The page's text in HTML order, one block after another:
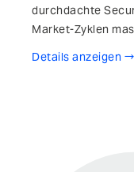
durchdachte
Market-Zyklen
Details anzeigen